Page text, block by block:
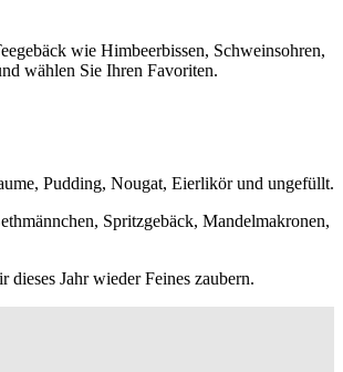
wie Himbeerbissen, Schweinsohren,
wählen Sie Ihren Favoriten.
Pudding, Nougat, Eierlikör und ungefüllt.
Spritzgebäck, Mandelmakronen,
Jahr wieder Feines zaubern.